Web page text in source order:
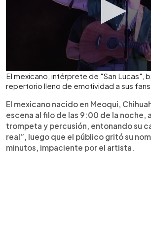
El mexicano, intérprete de "San Lucas",
repertorio lleno de emotividad a sus fans
El mexicano nacido en Meoqui,
escena al filo de las 9:00 de la noche,
trompeta y percusión, entonando su
real”, luego que el público gritó su
minutos, impaciente por el artista.